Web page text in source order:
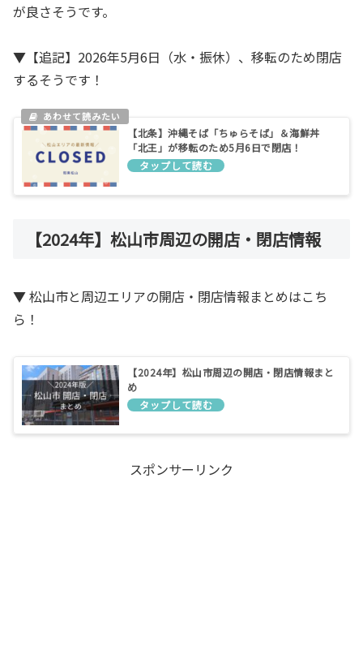
が良さそうです。
▼【追記】2026年5月6日（水・振休）、移転のため閉店
するそうです！
【北条】沖縄そば「ちゅらそば」＆海鮮丼
「北王」が移転のため5月6日で閉店！
【2024年】松山市周辺の開店・閉店情報
▼ 松山市と周辺エリアの開店・閉店情報まとめはこち
ら！
【2024年】松山市周辺の開店・閉店情報まと
め
スポンサーリンク